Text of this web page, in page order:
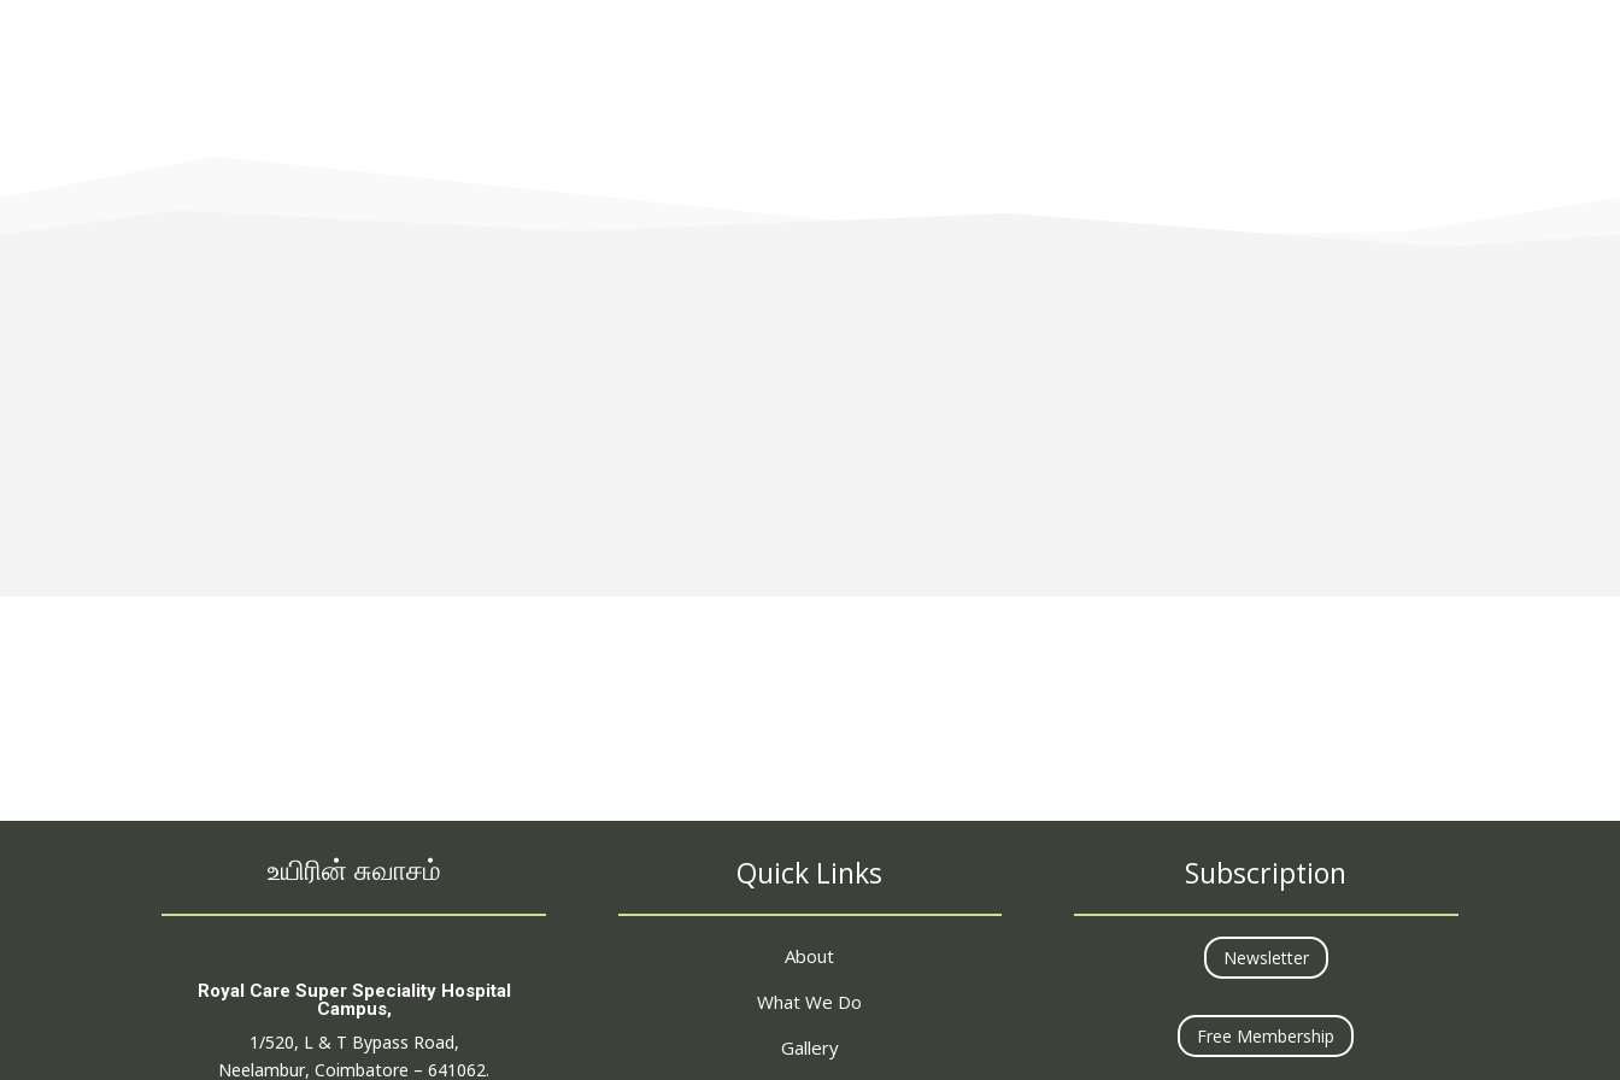
உயிரின் சுவாசம்
Royal Care Super Speciality Hospital
Campus,
1/520, L & T Bypass Road,
Neelambur, Coimbatore – 641062.
Quick Links
About
What We Do
Gallery
Subscription
Newsletter
Free Membership